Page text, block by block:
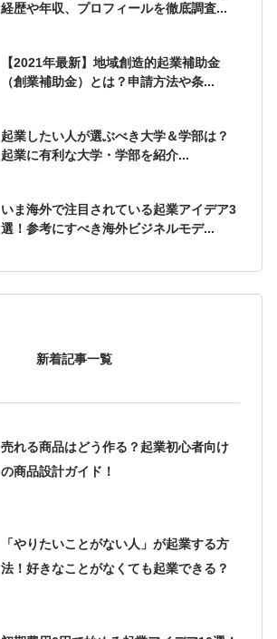
経歴や年収、プロフィールを徹底調査...
【2021年最新】地域創造的起業補助金
（創業補助金）とは？申請方法や条...
起業したい人が選ぶべき大学＆学部は？
起業に有利な大学・学部を紹介...
いま海外で注目されている起業アイデア3
選！参考にすべき海外ビジネルモデ...
新着記事一覧
売れる商品はどう作る？起業初心者向け
の商品設計ガイド！
「やりたいことがない人」が起業する方
法！好きなことがなくても起業できる？